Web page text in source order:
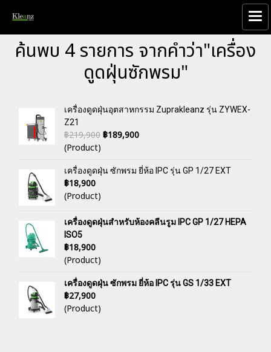
ค้นพบ 4 รายการ จากคำว่า"เครื่อง
ดูดฝุ่นซักพรม"
เครื่องดูดฝุ่นอุตสาหกรรม Zuprakleanz รุ่น ZYWEX-
Z21
฿219,900฿189,900
(Product)
เครื่องดูดฝุ่น ซักพรม ยี่ห้อ IPC รุ่น GP 1/27 EXT
฿18,900
(Product)
เครื่องดูดฝุ่นสำหรับห้องคลีนรูม IPC GP 1/27 HEPA
ISO5
฿18,900
(Product)
เครื่องดูดฝุ่น ซักพรม ยี่ห้อ IPC รุ่น GS 1/33 EXT
฿27,900
(Product)